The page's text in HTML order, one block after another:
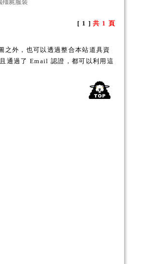
殭屍服裝
[ 1 ] 共 1 頁
之外，也可以透過整合本站道具資
通過了 Email 認證，都可以利用這